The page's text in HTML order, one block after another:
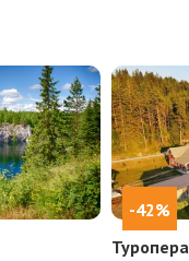
-42%